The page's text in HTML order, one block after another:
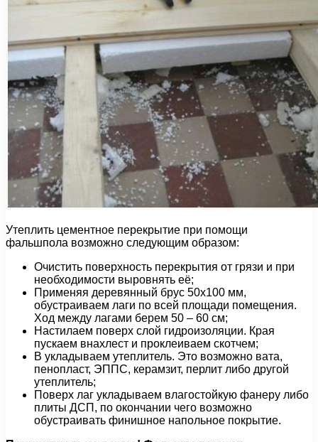
Утеплить цементное перекрытие при помощи
фальшпола возможно следующим образом:
Очистить поверхность перекрытия от грязи и при
необходимости выровнять её;
Применяя деревянный брус 50х100 мм,
обустраиваем лаги по всей площади помещения.
Ход между лагами берем 50 – 60 см;
Настилаем поверх слой гидроизоляции. Края
пускаем внахлест и проклеиваем скотчем;
В укладываем утеплитель. Это возможно вата,
пенопласт, ЭППС, керамзит, перлит либо другой
утеплитель;
Поверх лаг укладываем влагостойкую фанеру либо
плиты ДСП, по окончании чего возможно
обустраивать финишное напольное покрытие.